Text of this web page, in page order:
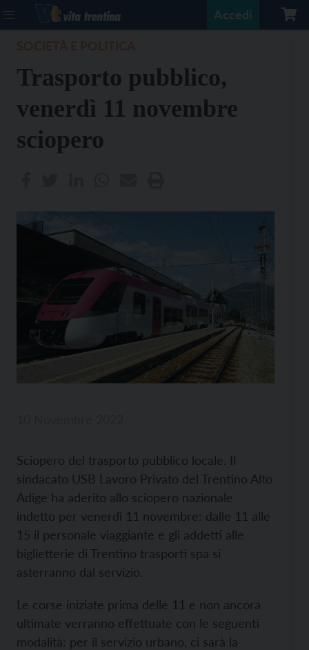
Accedi
Trasporto pubblico,
venerdì 11 novembre
sciopero
Sciopero del trasporto pubblico locale. Il
sindacato USB Lavoro Privato del Trentino Alto
Adige ha aderito allo sciopero nazionale
indetto per venerdì 11 novembre: dalle 11 alle
15 il personale viaggiante e gli addetti alle
biglietterie di Trentino trasporti spa si
asterranno dal servizio.
Le corse iniziate prima delle 11 e non ancora
ultimate verranno effettuate con le seguenti
modalità: per il servizio urbano, ci sarà la